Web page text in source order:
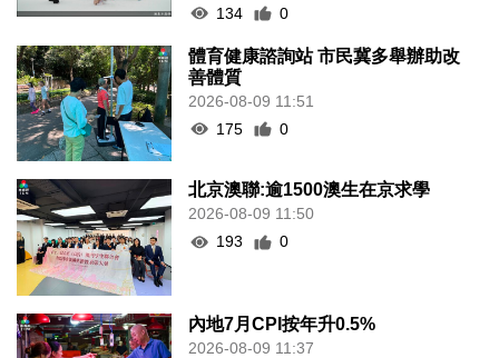
134
0
體育健康諮詢站 市民冀多舉辦助改
善體質
2026-08-09 11:51
175
0
北京澳聯:逾1500澳生在京求學
2026-08-09 11:50
193
0
內地7月CPI按年升0.5%
2026-08-09 11:37